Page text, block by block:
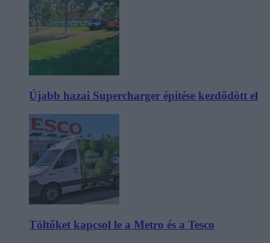
Újabb hazai Supercharger építése kezdődött el
Töltőket kapcsol le a Metro és a Tesco